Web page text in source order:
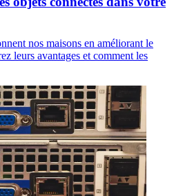
nos maisons en améliorant le
leurs avantages et comment les